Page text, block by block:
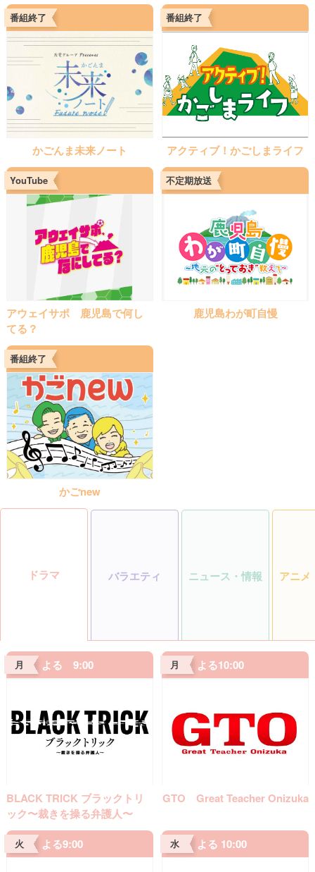
番組終了
かごんま未来ノート
番組終了
アクティブ！かごしまライフ
YouTube
アウェイサポ 鹿児島で何し
てる？
不定期放送
鹿児島わが町自慢
番組終了
かごnew
ドラマ バラエティ ニュース・情報 アニメ
月 よる 9:00
BLACK TRICK ブラックトリ
ック〜裁きを操る弁護人〜
月 よる10:00
GTO Great Teacher Onizuka
火 よる9:00 水 よる 10:00